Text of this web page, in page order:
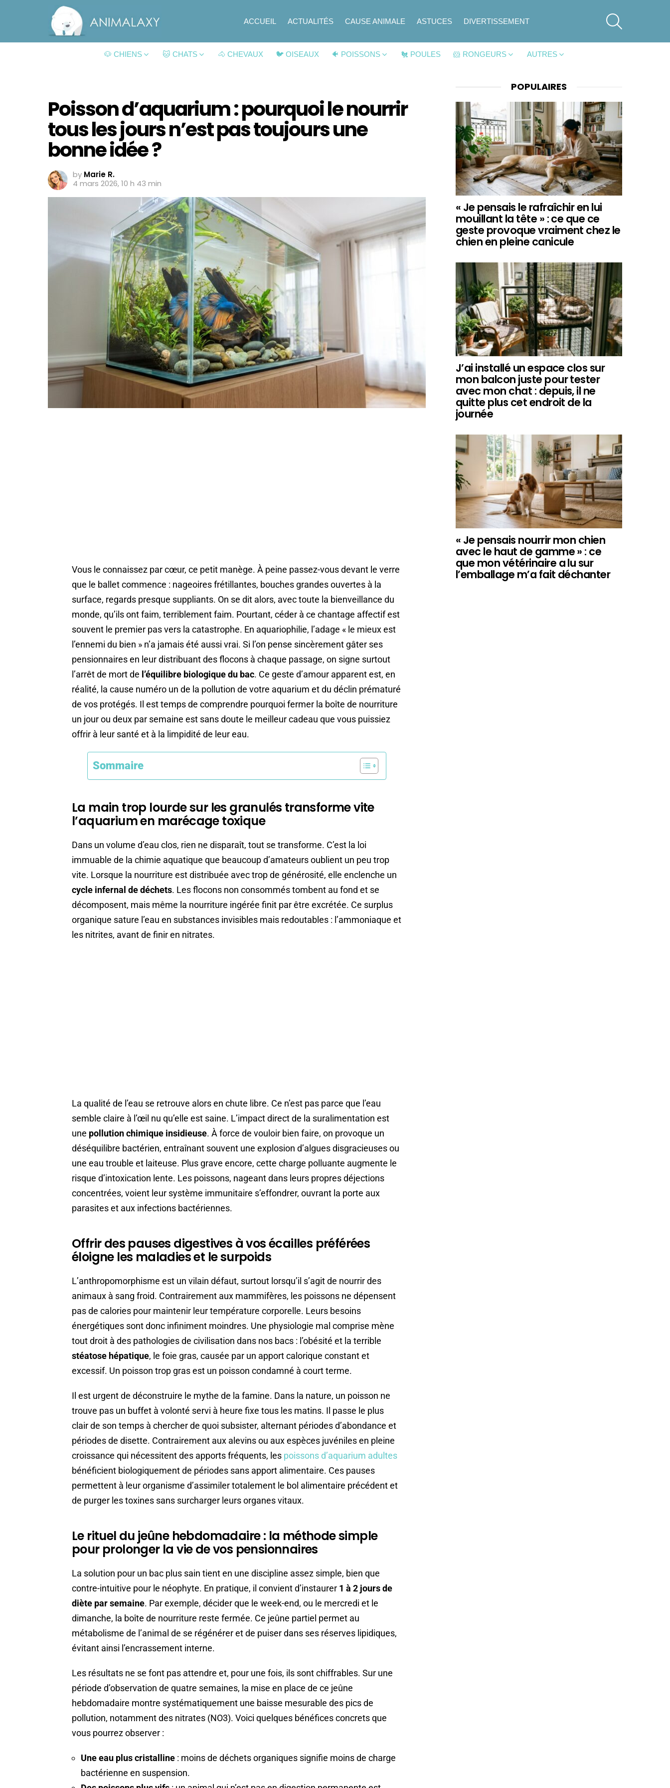
ACCUEIL ACTUALITÉS CAUSE ANIMALE ASTUCES DIVERTISSEMENT
🐶 CHIENS 🐱 CHATS 🐴 CHEVAUX 🐦 OISEAUX 🐠 POISSONS 🐔 POULES 🐹 RONGEURS AUTRES
Poisson d’aquarium : pourquoi le nourrir
tous les jours n’est pas toujours une
bonne idée ?
by Marie R.
4 mars 2026, 10 h 43 min
Vous le connaissez par cœur, ce petit manège. À peine passez-vous devant le verre
que le ballet commence : nageoires frétillantes, bouches grandes ouvertes à la
surface, regards presque suppliants. On se dit alors, avec toute la bienveillance du
monde, qu’ils ont faim, terriblement faim. Pourtant, céder à ce chantage affectif est
souvent le premier pas vers la catastrophe. En aquariophilie, l’adage « le mieux est
l’ennemi du bien » n’a jamais été aussi vrai. Si l’on pense sincèrement gâter ses
pensionnaires en leur distribuant des flocons à chaque passage, on signe surtout
l’arrêt de mort de l’équilibre biologique du bac. Ce geste d’amour apparent est, en
réalité, la cause numéro un de la pollution de votre aquarium et du déclin prématuré
de vos protégés. Il est temps de comprendre pourquoi fermer la boîte de nourriture
un jour ou deux par semaine est sans doute le meilleur cadeau que vous puissiez
offrir à leur santé et à la limpidité de leur eau.
Sommaire
La main trop lourde sur les granulés transforme vite
l’aquarium en marécage toxique
Dans un volume d’eau clos, rien ne disparaît, tout se transforme. C’est la loi
immuable de la chimie aquatique que beaucoup d’amateurs oublient un peu trop
vite. Lorsque la nourriture est distribuée avec trop de générosité, elle enclenche un
cycle infernal de déchets. Les flocons non consommés tombent au fond et se
décomposent, mais même la nourriture ingérée finit par être excrétée. Ce surplus
organique sature l’eau en substances invisibles mais redoutables : l’ammoniaque et
les nitrites, avant de finir en nitrates.
La qualité de l’eau se retrouve alors en chute libre. Ce n’est pas parce que l’eau
semble claire à l’œil nu qu’elle est saine. L’impact direct de la suralimentation est
une pollution chimique insidieuse. À force de vouloir bien faire, on provoque un
déséquilibre bactérien, entraînant souvent une explosion d’algues disgracieuses ou
une eau trouble et laiteuse. Plus grave encore, cette charge polluante augmente le
risque d’intoxication lente. Les poissons, nageant dans leurs propres déjections
concentrées, voient leur système immunitaire s’effondrer, ouvrant la porte aux
parasites et aux infections bactériennes.
Offrir des pauses digestives à vos écailles préférées
éloigne les maladies et le surpoids
L’anthropomorphisme est un vilain défaut, surtout lorsqu’il s’agit de nourrir des
animaux à sang froid. Contrairement aux mammifères, les poissons ne dépensent
pas de calories pour maintenir leur température corporelle. Leurs besoins
énergétiques sont donc infiniment moindres. Une physiologie mal comprise mène
tout droit à des pathologies de civilisation dans nos bacs : l’obésité et la terrible
stéatose hépatique, le foie gras, causée par un apport calorique constant et
excessif. Un poisson trop gras est un poisson condamné à court terme.
Il est urgent de déconstruire le mythe de la famine. Dans la nature, un poisson ne
trouve pas un buffet à volonté servi à heure fixe tous les matins. Il passe le plus
clair de son temps à chercher de quoi subsister, alternant périodes d’abondance et
périodes de disette. Contrairement aux alevins ou aux espèces juvéniles en pleine
croissance qui nécessitent des apports fréquents, les poissons d’aquarium adultes
bénéficient biologiquement de périodes sans apport alimentaire. Ces pauses
permettent à leur organisme d’assimiler totalement le bol alimentaire précédent et
de purger les toxines sans surcharger leurs organes vitaux.
Le rituel du jeûne hebdomadaire : la méthode simple
pour prolonger la vie de vos pensionnaires
La solution pour un bac plus sain tient en une discipline assez simple, bien que
contre-intuitive pour le néophyte. En pratique, il convient d’instaurer 1 à 2 jours de
diète par semaine. Par exemple, décider que le week-end, ou le mercredi et le
dimanche, la boîte de nourriture reste fermée. Ce jeûne partiel permet au
métabolisme de l’animal de se régénérer et de puiser dans ses réserves lipidiques,
évitant ainsi l’encrassement interne.
Les résultats ne se font pas attendre et, pour une fois, ils sont chiffrables. Sur une
période d’observation de quatre semaines, la mise en place de ce jeûne
hebdomadaire montre systématiquement une baisse mesurable des pics de
pollution, notamment des nitrates (NO3). Voici quelques bénéfices concrets que
vous pourrez observer :
Une eau plus cristalline : moins de déchets organiques signifie moins de charge
bactérienne en suspension.
POPULAIRES
« Je pensais le rafraîchir en lui
mouillant la tête » : ce que ce
geste provoque vraiment chez le
chien en pleine canicule
J’ai installé un espace clos sur
mon balcon juste pour tester
avec mon chat : depuis, il ne
quitte plus cet endroit de la
journée
« Je pensais nourrir mon chien
avec le haut de gamme » : ce
que mon vétérinaire a lu sur
l’emballage m’a fait déchanter